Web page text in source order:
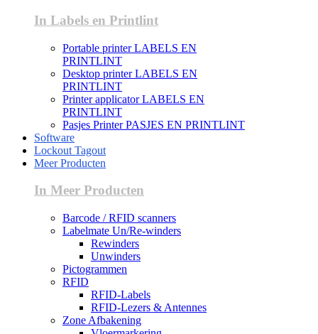
In Labels en Printlint
Portable printer LABELS EN
PRINTLINT
Desktop printer LABELS EN
PRINTLINT
Printer applicator LABELS EN
PRINTLINT
Pasjes Printer PASJES EN PRINTLINT
Software
Lockout Tagout
Meer Producten
In Meer Producten
Barcode / RFID scanners
Labelmate Un/Re-winders
Rewinders
Unwinders
Pictogrammen
RFID
RFID-Labels
RFID-Lezers & Antennes
Zone Afbakening